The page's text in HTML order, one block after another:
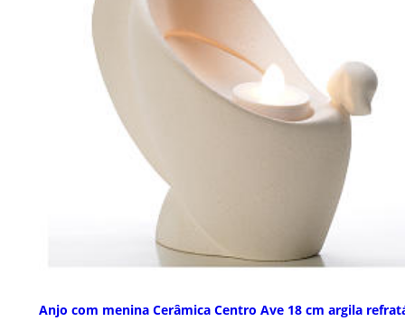
Anjo com menina Cerâmica Centro Ave 18 cm argila